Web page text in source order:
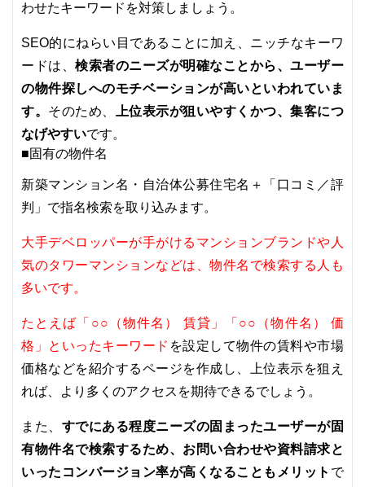
わせたキーワードを対策しましょう。
SEO的にねらい目であることに加え、ニッチなキーワ
ードは、検索者のニーズが明確なことから、ユーザー
の物件探しへのモチベーションが高いといわれていま
す。
そのため、 上位表示が狙いやすくかつ、集客につ
なげやすいです。
■固有の物件名
新築マンション名・自治体公募住宅名＋「口コミ／評
判」で指名検索を取り込みます。
大手デベロッパーが手がけるマンションブランドや人
気のタワーマンションなどは、物件名で検索する人も
多いです。
たとえば「○○（物件名） 賃貸」「○○（物件名） 価
格」といったキーワード を設定して物件の賃料や市場
価格などを紹介するページを作成し、上位表示を狙え
れば、より多くのアクセスを期待できるでしょう。
また、 すでにある程度ニーズの固まったユーザーが固
有物件名で検索するため、お問い合わせや資料請求と
いったコンバージョン率が高くなることもメリット で